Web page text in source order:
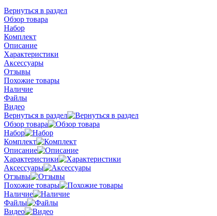
Вернуться в раздел
Обзор товара
Набор
Комплект
Описание
Характеристики
Аксессуары
Отзывы
Похожие товары
Наличие
Файлы
Видео
Вернуться в раздел
Обзор товара
Набор
Комплект
Описание
Характеристики
Аксессуары
Отзывы
Похожие товары
Наличие
Файлы
Видео